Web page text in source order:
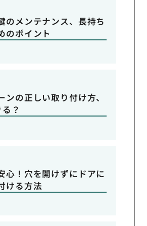
のメンテナンス、長持ち
のポイント
ンの正しい取り付け方、
？
心！穴を開けずにドアに
ける方法